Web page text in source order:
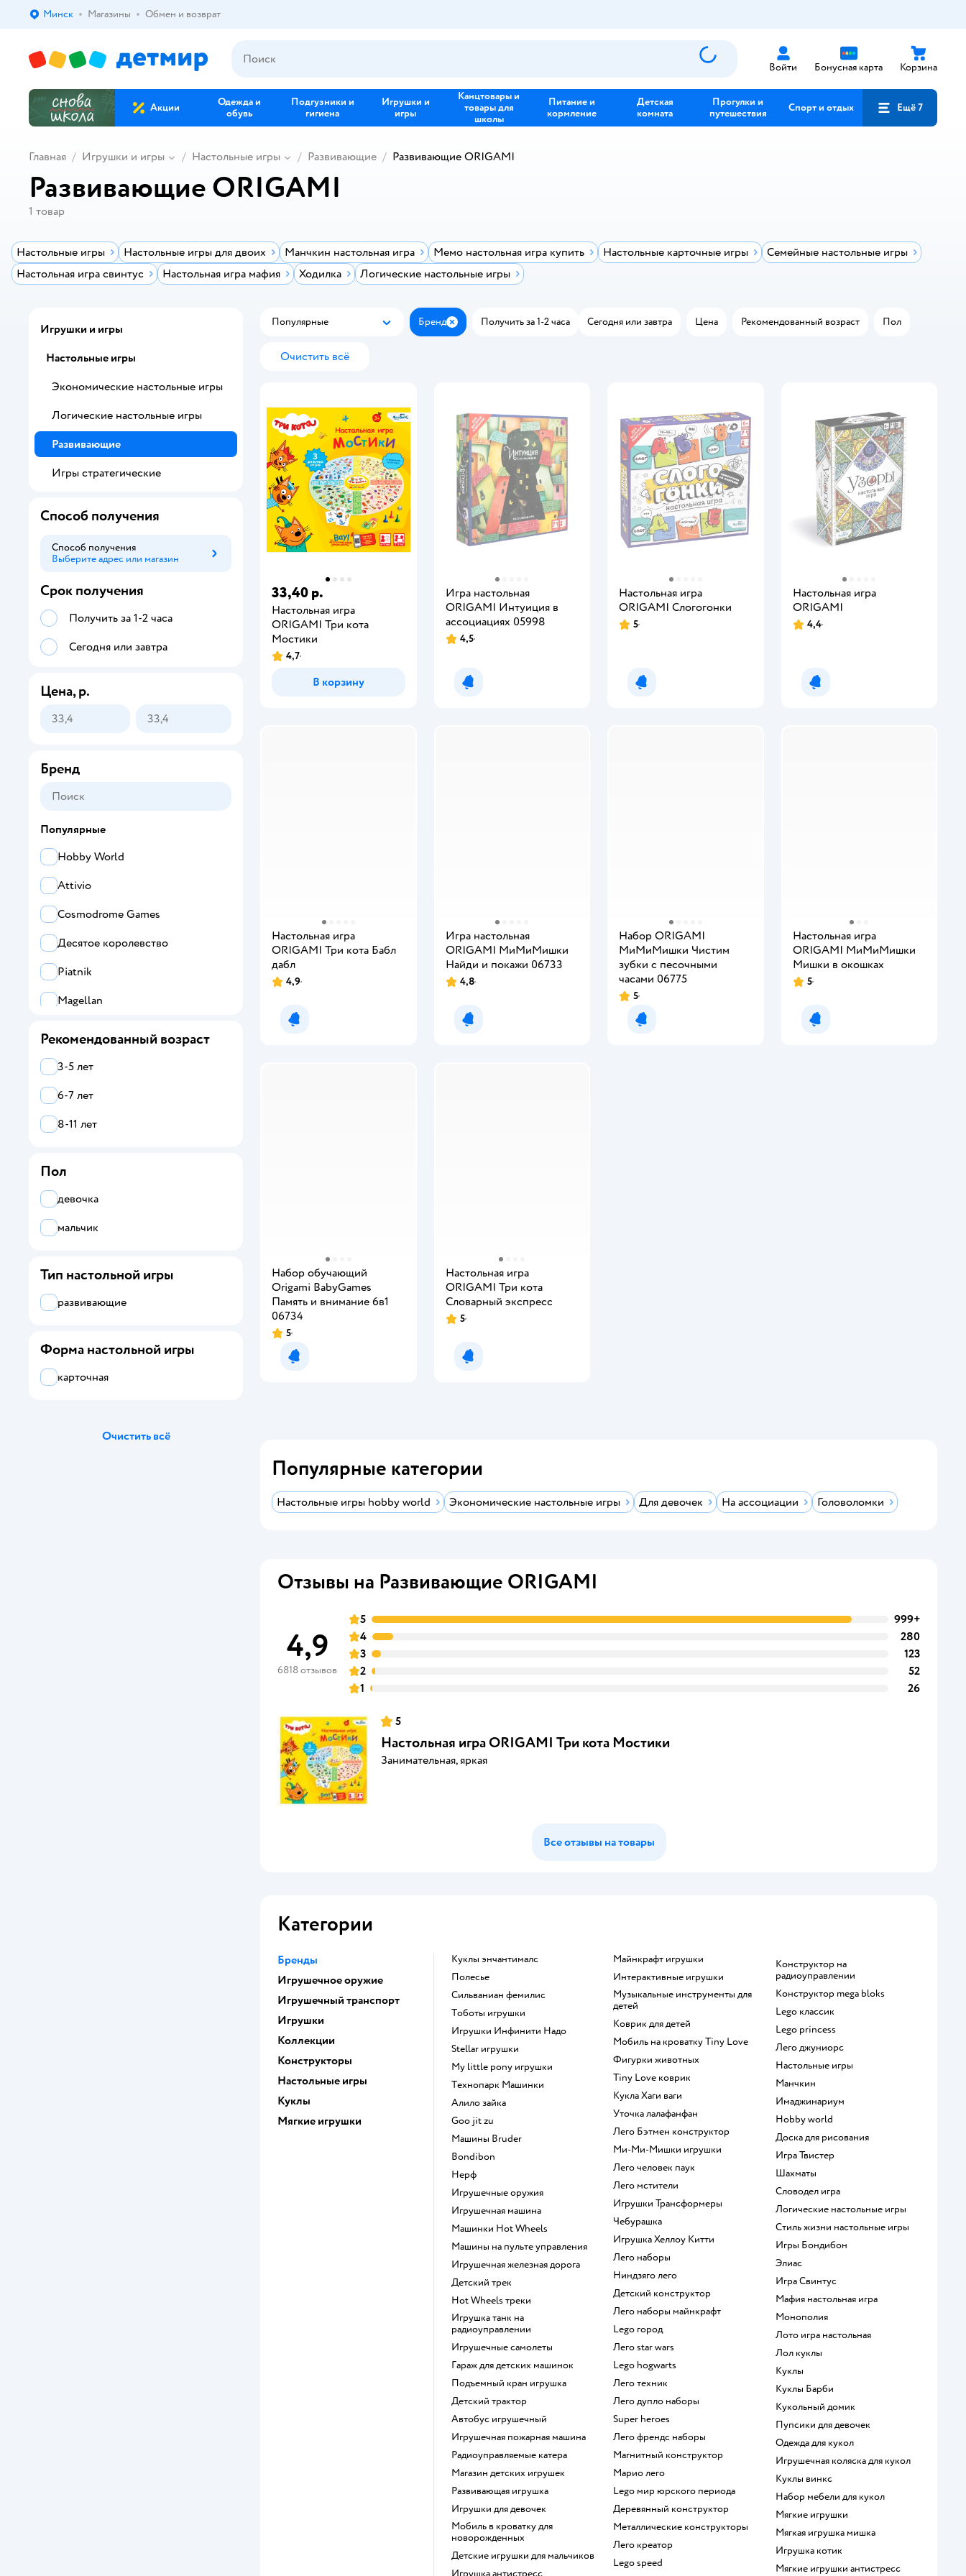
Выбор адреса доставки.
Минск Магазины Обмен и возврат
Войти Бонусная карта Корзина
Акции
Одежда и
обувь
Подгузники и
гигиена
Игрушки и
игры
Канцтовары и
товары для
школы
Питание и
кормление
Детская
комната
Прогулки и
путешествия
Спорт и отдых Ещё 7
Главная Игрушки и игры Настольные игры Развивающие Развивающие ORIGAMI
Развивающие ORIGAMI
1 товар
Настольные игры Настольные игры для двоих Манчкин настольная игра Мемо настольная игра купить Настольные карточные игры
Семейные настольные игры
Настольная игра свинтус
Настольная игра мафия Ходилка Логические настольные игры
Популярные
Популярные Бренд ЗакрытьПолучить за 1-2 часа Сегодня или завтра Цена Рекомендованный возраст Пол
Очистить всё
33,40 р.
Настольная игра
ORIGAMI Три кота
Мостики
4,7
В корзину
Игра настольная
ORIGAMI Интуиция в
ассоциациях 05998
4,5
Уведомить о появлении
Настольная игра
ORIGAMI Слогогонки
5
Уведомить о появлении
Настольная игра
ORIGAMI
4,4
Уведомить о появлении
Настольная игра
ORIGAMI Три кота Бабл
дабл
4,9
Уведомить о появлении
Игра настольная
ORIGAMI МиМиМишки
Найди и покажи 06733
4,8
Уведомить о появлении
Набор ORIGAMI
МиМиМишки Чистим
зубки с песочными
часами 06775
5
Уведомить о появлении
Настольная игра
ORIGAMI МиМиМишки
Мишки в окошках
5
Уведомить о появлении
Набор обучающий
Origami BabyGames
Память и внимание 6в1
06734
5
Уведомить о появлении
Настольная игра
ORIGAMI Три кота
Словарный экспресс
5
Уведомить о появлении
Популярные категории
Настольные игры hobby world Экономические настольные игры Для девочек На ассоциации Головоломки
Отзывы на Развивающие ORIGAMI
4,9
6818 отзывов
5
999+
4
280
3
123
2
52
1
26
5
Настольная игра ORIGAMI Три кота Мостики
Занимательная, яркая
Все отзывы на товары
Категории
Бренды
Игрушечное оружие
Игрушечный транспорт
Игрушки
Коллекции
Конструкторы
Настольные игры
Куклы
Мягкие игрушки
Куклы энчантималс
Полесье
Сильваниан фемилис
Тоботы игрушки
Игрушки Инфинити Надо
Stellar игрушки
my little pony игрушки
Технопарк Машинки
Алило зайка
Goo jit zu
Машины Bruder
Bondibon
Нерф
Игрушечные оружия
Игрушечная машина
Машинки Hot Wheels
Машины на пульте управления
Игрушечная железная дорога
Детский трек
Hot Wheels треки
Игрушка танк на
радиоуправлении
Игрушечные самолеты
Гараж для детских машинок
Подъемный кран игрушка
Детский трактор
Автобус игрушечный
Игрушечная пожарная машина
Радиоуправляемые катера
Магазин детских игрушек
Развивающая игрушка
Игрушки для девочек
Мобиль в кроватку для
новорожденных
Детские игрушки для мальчиков
Игрушка антистресс
Майнкрафт игрушки
Интерактивные игрушки
Музыкальные инструменты для
детей
Коврик для детей
Мобиль на кроватку Tiny Love
Фигурки животных
Tiny Love коврик
Кукла Хаги ваги
Уточка лалафанфан
Лего Бэтмен конструктор
Ми-Ми-Мишки игрушки
Лего человек паук
Лего мстители
Игрушки Трансформеры
Чебурашка
Игрушка Хеллоу Китти
Лего наборы
Ниндзяго лего
Детский конструктор
Лего наборы майнкрафт
Lego город
Лего star wars
Lego hogwarts
Лего техник
Лего дупло наборы
Super heroes
Лего френдс наборы
Магнитный конструктор
Марио лего
Lego мир юрского периода
Деревянный конструктор
Металлические конструкторы
Лего креатор
Lego speed
Конструктор на
радиоуправлении
Конструктор mega bloks
Lego классик
Lego princess
Лего джуниорс
Настольные игры
Манчкин
Имаджинариум
Hobby world
Доска для рисования
Игра Твистер
Шахматы
Словодел игра
Логические настольные игры
Стиль жизни настольные игры
Игры Бондибон
Элиас
Игра Свинтус
Мафия настольная игра
Монополия
Лото игра настольная
Лол куклы
Куклы
Куклы Барби
Кукольный домик
Пупсики для девочек
Одежда для кукол
Игрушечная коляска для кукол
Куклы винкс
Набор мебели для кукол
Мягкие игрушки
Мягкая игрушка мишка
Игрушка котик
Мягкие игрушки антистресс
Игрушки и игры
Настольные игры
Экономические настольные игры
Логические настольные игры
Развивающие
Игры стратегические
Способ получения
Способ получения
Выберите адрес или магазин
Способ получения
Срок получения
Получить за 1-2 часа
Сегодня или завтра
Цена, р.
Бренд
Популярные
Hobby World
Attivio
Cosmodrome Games
Десятое королевство
Piatnik
Magellan
ORIGAMI
Attivio
Cosmodrome Games
KiddiePlay
LISCIANI
Рекомендованный возраст
3-5 лет
6-7 лет
8-11 лет
Пол
девочка
мальчик
Тип настольной игры
развивающие
Форма настольной игры
карточная
Очистить всё